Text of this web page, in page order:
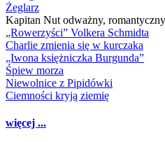
Żeglarz
Kapitan Nut odważny,
„Rowerzyści” Volkera Schmidta
Charlie zmienia się w kurczaka
„Iwona księżniczka Burgunda”
Śpiew morza
Niewolnice z Pipidówki
Ciemności kryją ziemię
więcej ...